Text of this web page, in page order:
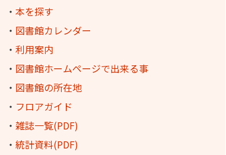
・ 本を探す
・ 図書館カレンダー
・ 利用案内
・ 図書館ホームページで出来る事
・ 図書館の所在地
・ フロアガイド
・ 雑誌一覧(PDF)
・ 統計資料(PDF)